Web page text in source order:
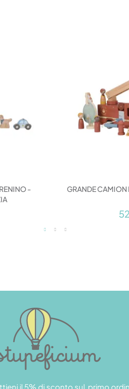
-
GRANDE CAMION
il 5% di sconto sul primo